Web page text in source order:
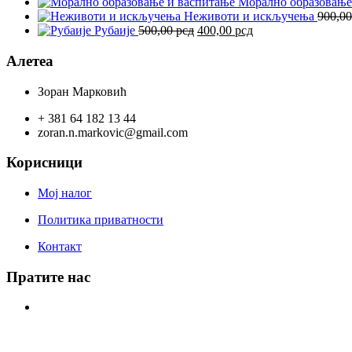
била:
350,00 рсд.
315,00 рсд.
Неживоти и искључења
Рубаије 500,00рсд Оригинална
400,00 рсдТренутна
Алетеа
Зоран Марковић
+ 381 64 182 13 44
zoran.n.markovic@gmail.com
Корисници
Мој налог
Политика приватности
Контакт
Пратите нас